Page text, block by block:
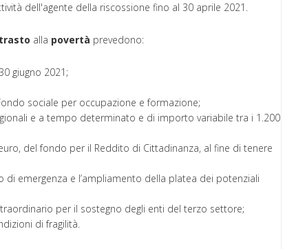
dell'agente della riscossione fino al 30 aprile 2021.
alla povertà prevedono:
giugno 2021;
sociale per occupazione e formazione;
e a tempo determinato e di importo variabile tra i 1.200
del fondo per il Reddito di Cittadinanza, al fine di tenere
emergenza e l’ampliamento della platea dei potenziali
per il sostegno degli enti del terzo settore;
di fragilità.